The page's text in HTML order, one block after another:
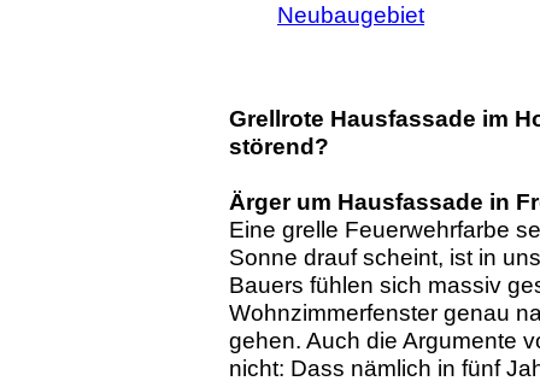
Neubaugebiet
Grellrote Hausfassade im
störend?
Ärger um Hausfassade in
Eine grelle Feuerwehrfarbe
Sonne drauf scheint, ist in
Bauers fühlen sich massiv
Wohnzimmerfenster genau
gehen. Auch die Argumente
nicht: Dass nämlich in fünf